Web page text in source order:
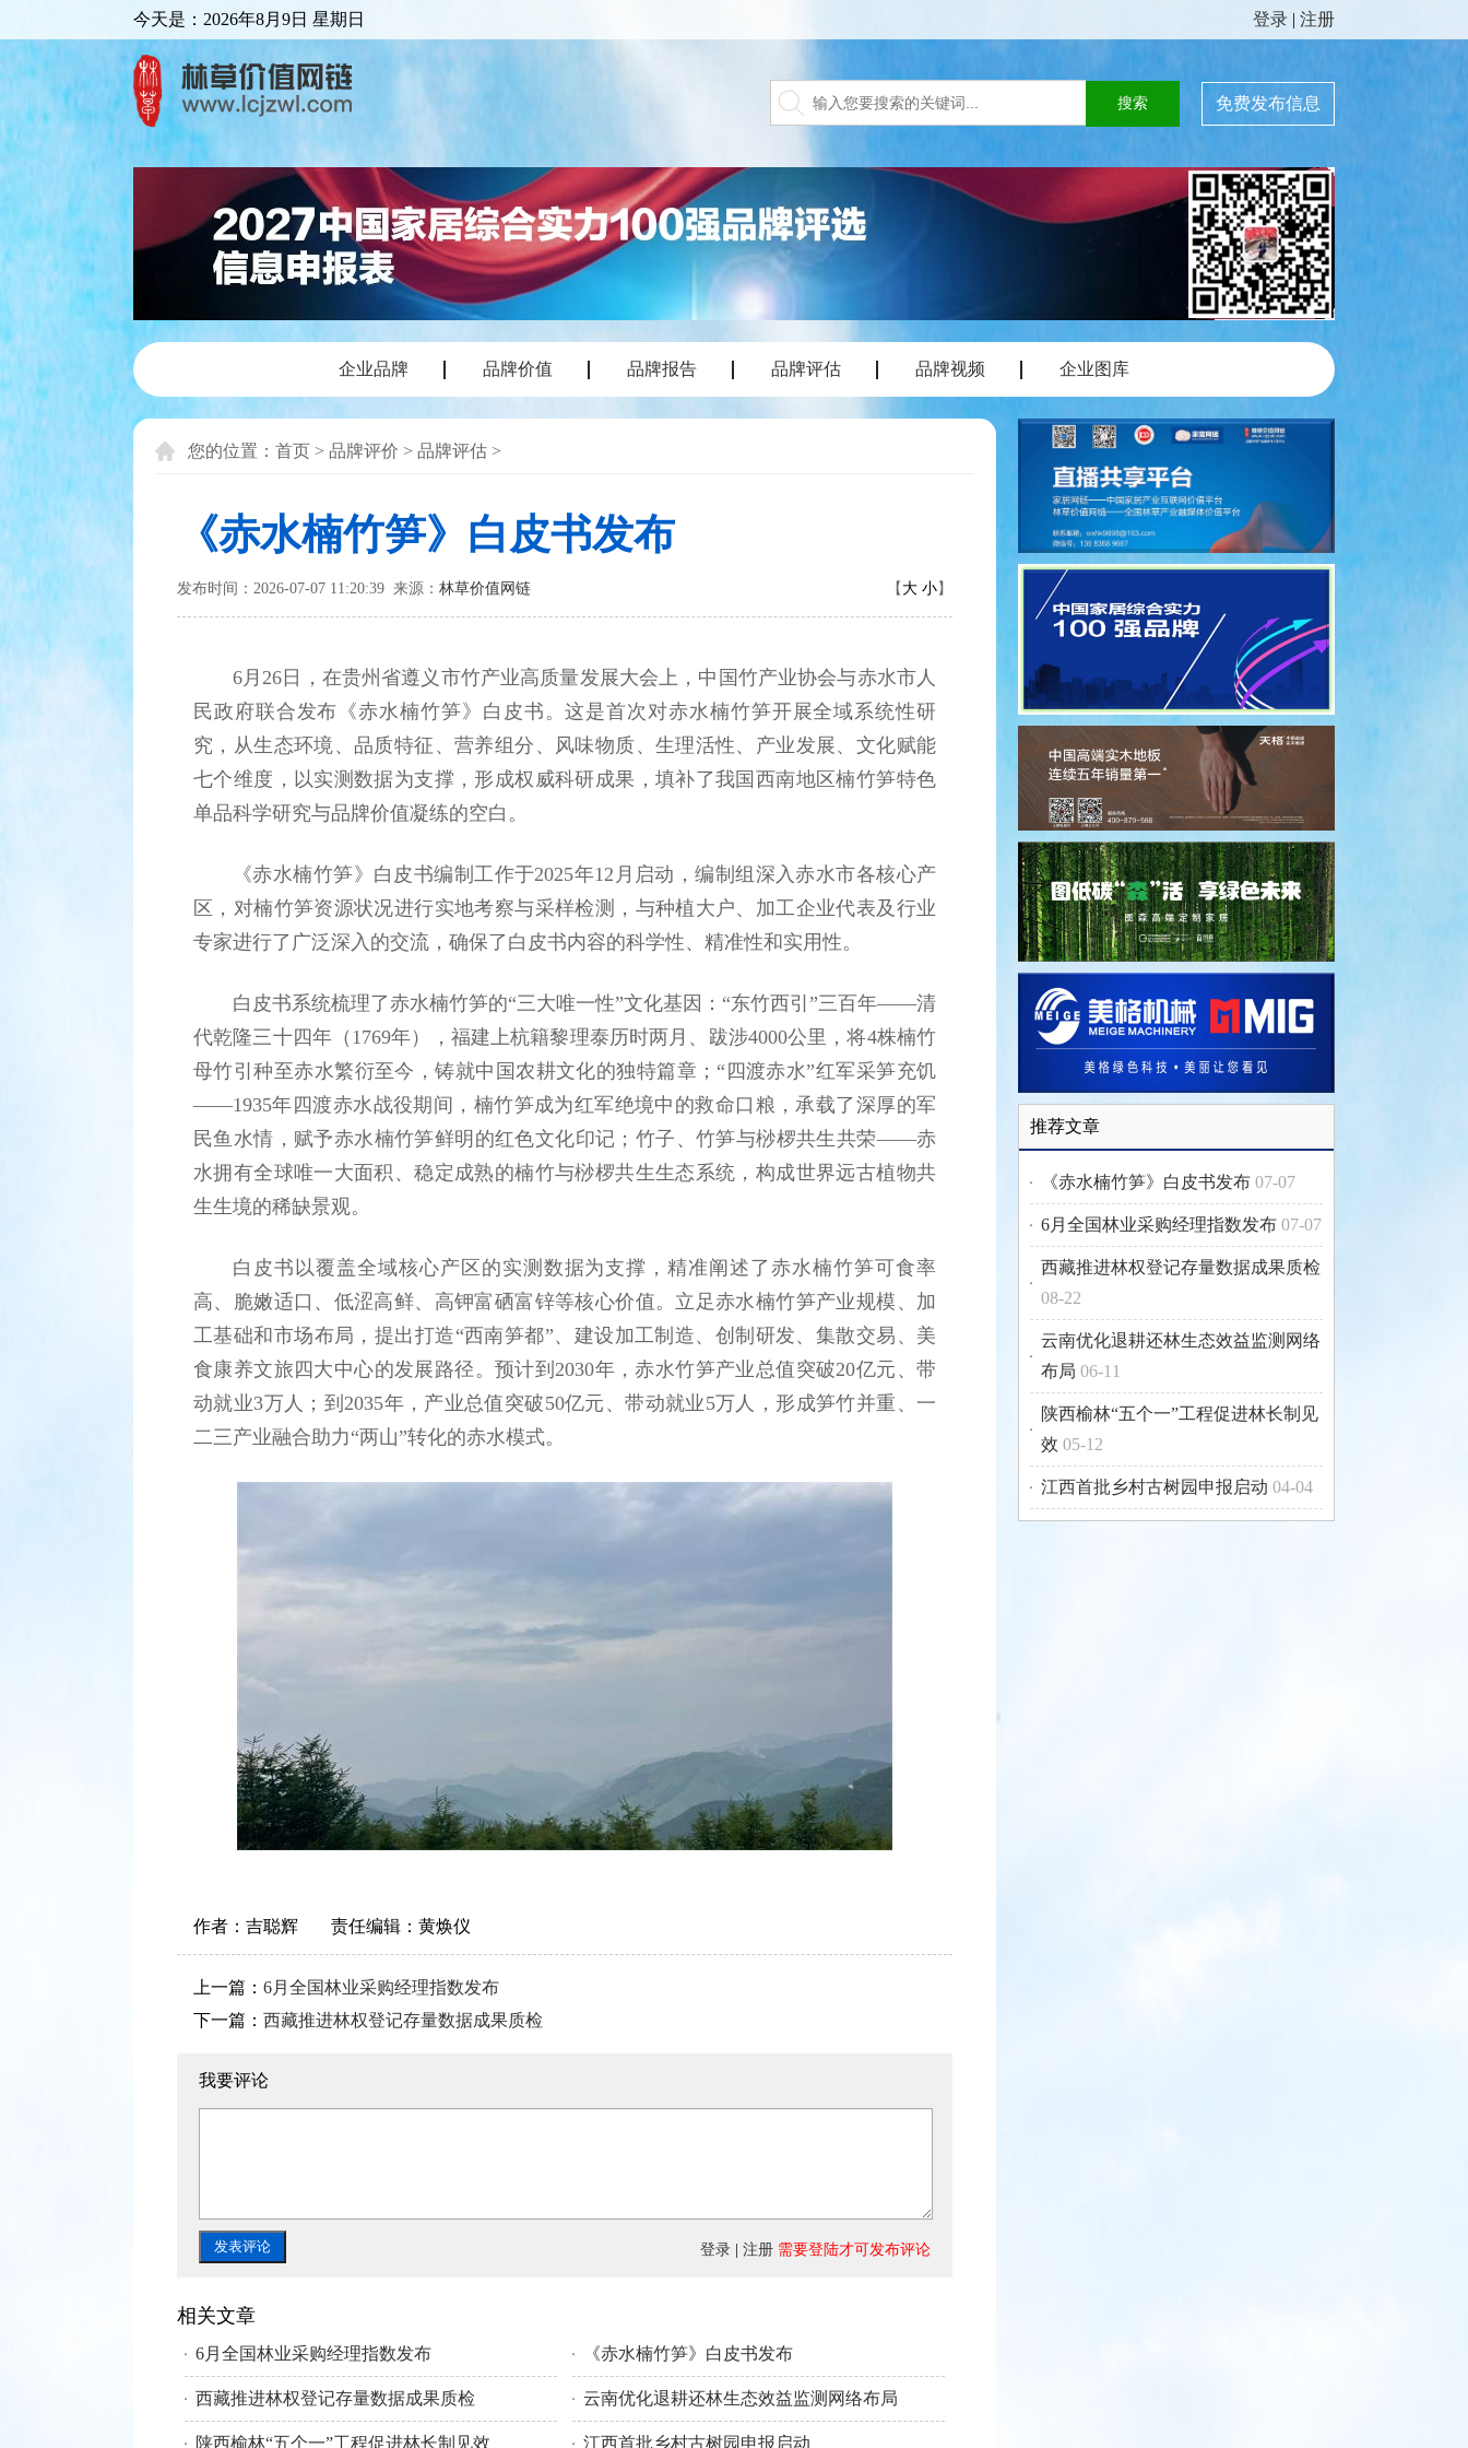
今天是： 2026年8月9日 星期日 登录 | 注册
免费发布信息
企业品牌 品牌价值 品牌报告 品牌评估 品牌视频 企业图库
您的位置： 首页 > 品牌评价 > 品牌评估 >
《赤水楠竹笋》白皮书发布
发布时间：2026-07-07 11:20:39 来源： 林草价值网链 【 大 小】
6月26日，在贵州省遵义市竹产业高质量发展大会上，中国竹产业协会与赤水市人
民政府联合发布《赤水楠竹笋》白皮书。这是首次对赤水楠竹笋开展全域系统性研
究，从生态环境、品质特征、营养组分、风味物质、生理活性、产业发展、文化赋能
七个维度，以实测数据为支撑，形成权威科研成果，填补了我国西南地区楠竹笋特色
单品科学研究与品牌价值凝练的空白。
《赤水楠竹笋》白皮书编制工作于2025年12月启动，编制组深入赤水市各核心产
区，对楠竹笋资源状况进行实地考察与采样检测，与种植大户、加工企业代表及行业
专家进行了广泛深入的交流，确保了白皮书内容的科学性、精准性和实用性。
白皮书系统梳理了赤水楠竹笋的“三大唯一性”文化基因：“东竹西引”三百年——清
代乾隆三十四年（1769年），福建上杭籍黎理泰历时两月、跋涉4000公里，将4株楠竹
母竹引种至赤水繁衍至今，铸就中国农耕文化的独特篇章；“四渡赤水”红军采笋充饥
——1935年四渡赤水战役期间，楠竹笋成为红军绝境中的救命口粮，承载了深厚的军
民鱼水情，赋予赤水楠竹笋鲜明的红色文化印记；竹子、竹笋与桫椤共生共荣——赤
水拥有全球唯一大面积、稳定成熟的楠竹与桫椤共生生态系统，构成世界远古植物共
生生境的稀缺景观。
白皮书以覆盖全域核心产区的实测数据为支撑，精准阐述了赤水楠竹笋可食率
高、脆嫩适口、低涩高鲜、高钾富硒富锌等核心价值。立足赤水楠竹笋产业规模、加
工基础和市场布局，提出打造“西南笋都”、建设加工制造、创制研发、集散交易、美
食康养文旅四大中心的发展路径。预计到2030年，赤水竹笋产业总值突破20亿元、带
动就业3万人；到2035年，产业总值突破50亿元、带动就业5万人，形成笋竹并重、一
二三产业融合助力“两山”转化的赤水模式。
作者： 吉聪辉 责任编辑： 黄焕仪
上一篇： 6月全国林业采购经理指数发布
下一篇： 西藏推进林权登记存量数据成果质检
我要评论
登录 注册 需要登陆才可发布评论
相关文章
6月全国林业采购经理指数发布 《赤水楠竹笋》白皮书发布
西藏推进林权登记存量数据成果质检 云南优化退耕还林生态效益监测网络布局
陕西榆林“五个一”工程促进林长制见效 江西首批乡村古树园申报启动
推荐文章
《赤水楠竹笋》白皮书发布 07-07
6月全国林业采购经理指数发布 07-07
西藏推进林权登记存量数据成果质检
08-22
云南优化退耕还林生态效益监测网络
布局 06-11
陕西榆林“五个一”工程促进林长制见
效 05-12
江西首批乡村古树园申报启动 04-04